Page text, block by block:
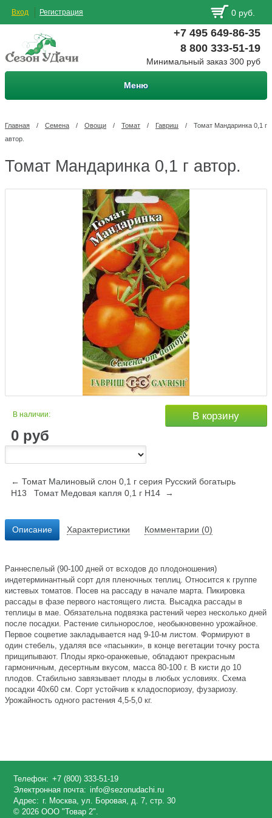
Вход Регистрация 0 руб.
+7 495 649-86-35
8 800 333-51-19
Минимальный заказ 300 руб
Меню
Главная / Семена / Овощи / Томат / Гавриш /
Томат Мандаринка 0,1 г
автор.
Томат Мандаринка 0,1 г автор.
В наличии:
0 руб
В корзину
← Томат Малиновый слон 0,1 г серия Русский богатырь
Н13
Томат Медовая капля 0,1 г Н14 →
Описание Характеристики Комментарии (0)
Раннеспелый (90-100 дней от всходов до плодоношения)
индетерминантный сорт для пленочных теплиц. Относится к группе
кистевых томатов. Посев на рассаду в начале марта. Пикировка
рассады в фазе первого настоящего листа. Высадка рассады в
теплицы в мае. Обязательна подвязка растений через несколько дней
после посадки. Растение сильнорослое, необыкновенно урожайное.
Первое соцветие закладывается над 9-10-м листом. Формируют в
один стебель, удаляя все «пасынки», в конце вегетации точку роста
прищипывают. Плоды ярко-оранжевые, обладают прекрасным
гармоничным, десертным вкусом, масса 80-100 г. В кисти до 10
плодов. Стабильно завязывает плоды в любых условиях. Схема
посадки 40х60 см. Сорт устойчив к кладоспориозу, фузариозу.
Урожайность одного растения 4,5-5,0 кг.
Телефон: +7 (800) 333-51-19
Электронная почта: info@sezonudachi.ru
Адрес: г. Москва, ул. Боровая, д. 7, стр. 30
© 2026 ООО "Товар 2".